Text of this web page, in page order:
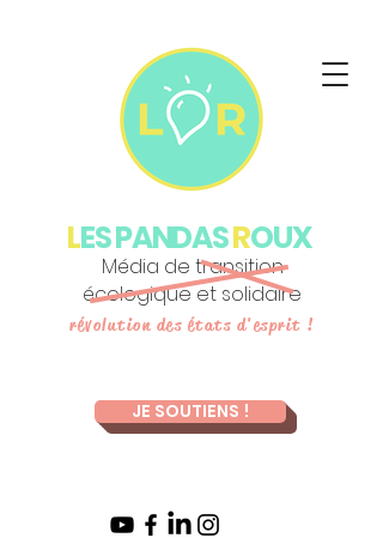
LES PANDASROUX
JE SOUTIENS !
Média de transition
écologique et solidaire
révolution des états d'esprit !